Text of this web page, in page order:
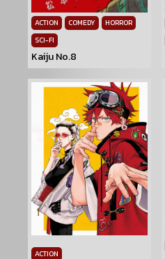
ACTION COMEDY
HORROR
SCI-FI
Kaiju No.8
ACTION